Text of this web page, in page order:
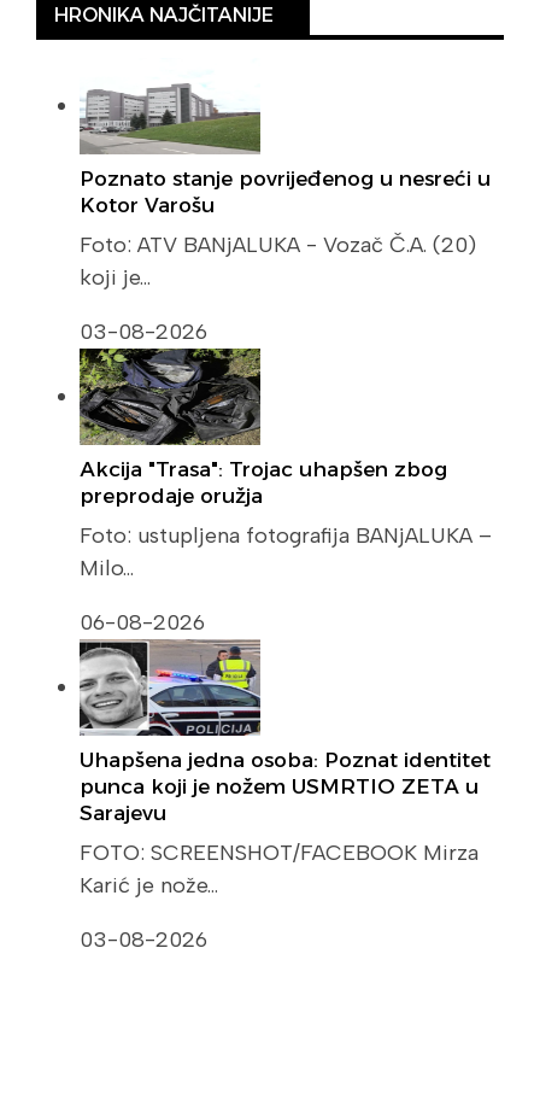
HRONIKA NAJČITANIJE
Poznato stanje povrijeđenog u nesreći u
Kotor Varošu
Foto: ATV BANjALUKA - Vozač Č.A. (20)
koji je…
03-08-2026
Akcija "Trasa": Trojac uhapšen zbog
preprodaje oružja
Foto: ustupljena fotografija BANjALUKA –
Milo…
06-08-2026
Uhapšena jedna osoba: Poznat identitet
punca koji je nožem USMRTIO ZETA u
Sarajevu
FOTO: SCREENSHOT/FACEBOOK Mirza
Karić je nože…
03-08-2026